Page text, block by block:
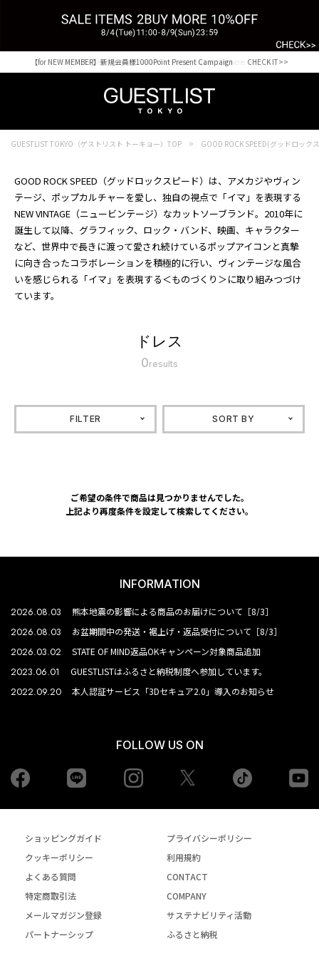
Shopping from outside Japan? Visit our Global Site here. >>
【for NEW MEMBER】新規会員様1000Point Present Campaign CHECK IT>>
GUESTLIST TOKYO（ゲストリスト トーキョー）TOP GOOD ROCK SPEED(グッドロック
GOOD ROCK SPEED（グッドロックスピード）は、アメカジやヴィン
テージ、ポップカルチャーを愛し、独自の視点で「イマ」を表現する
NEW VINTAGE（ニュービンテージ）なカットソーブランド。2010年に
誕生して以降、グラフィック、ロック・バンド、映画、キャラクター
など、世界中で長きに渡って愛され続けているポップアイコンと真摯
に向き合ったコラボレーションを積極的に行い、ヴィンテージな風合
いを感じられる「イマ」を表現する＜ものづくり＞に取り組みつづけ
ています。
ドレス
0results
FILTER SORT BY
ご希望の条件で商品は見つかりませんでした。
上記より再度条件を設定して検索してください。
INFORMATION
2026.08.03 熊本地震の影響による商品のお届けについて［8/3］
2026.08.03 お盆期間中の発送・裾上げ・返品受付について［8/3］
2026.03.02 STATE OF MIND返品OKキャンペーン対象商品追加
2023.06.01 GUESTLISTはふるさと納税制度へ参加しています。
2022.09.20 本人認証サービス「3Dセキュア2.0」導入のお知らせ
FOLLOW US ON
Facebook Instagram tiktok
ショッピングガイド
プライバシーポリシー
クッキーポリシー
利用規約
よくある質問
CONTACT
特定商取引法
COMPANY
メールマガジン登録
サステナビリティ活動
パートナーシップ
ふるさと納税